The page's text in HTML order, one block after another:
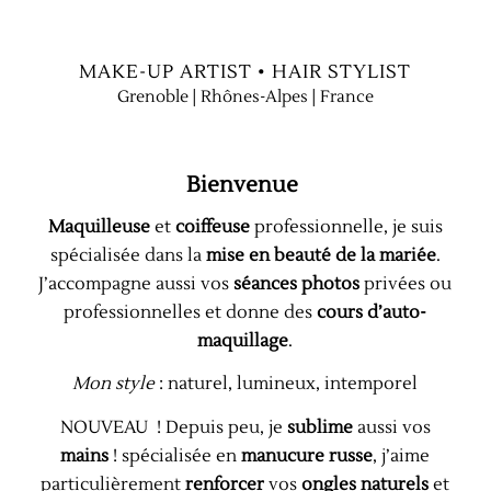
MAKE-UP ARTIST • HAIR STYLIST
Grenoble | Rhônes-Alpes | France
Bienvenue
Maquilleuseet coiffeuseprofessionnelle, je suis
spécialisée dans la mise en beauté de la mariée.
J’accompagne aussi vosséances photos privées ou
professionnelles et donne descours d’auto-
maquillage.
Mon style: naturel, lumineux, intemporel
NOUVEAU ! Depuis peu, je sublimeaussi vos
mains ! spécialisée enmanucure russe, j’aime
particulièrementrenforcer vosongles naturels et